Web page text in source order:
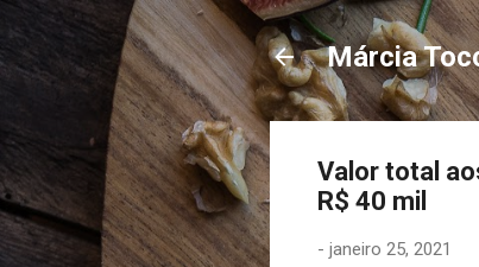
Márcia
Valor total
R$ 40 mil
- janeiro 25, 2021